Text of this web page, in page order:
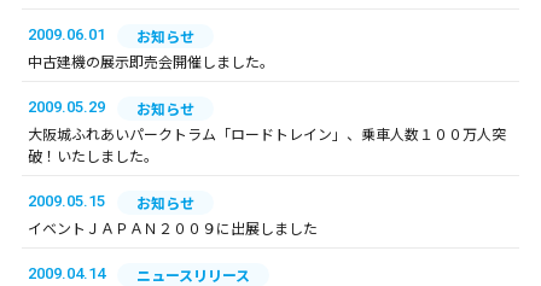
2009.06.01
お知らせ
中古建機の展示即売会開催しました。
2009.05.29
お知らせ
大阪城ふれあいパークトラム「ロードトレイン」、乗車人数１００万人突
破！いたしました。
2009.05.15
お知らせ
イベントＪＡＰＡＮ２００９に出展しました
2009.04.14
ニュースリリース